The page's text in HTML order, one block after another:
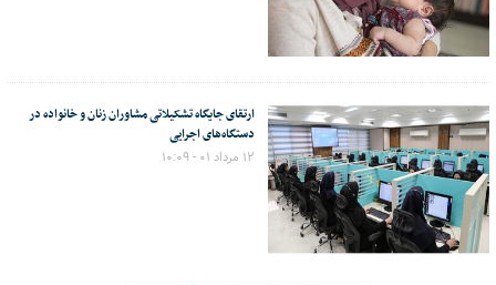
ارتقای جایگاه تشکیلاتی مشاوران زنان و خانواده در
دستگاه‌های اجرایی
۱۲ مرداد ۰۱ - ۱۰:۰۹